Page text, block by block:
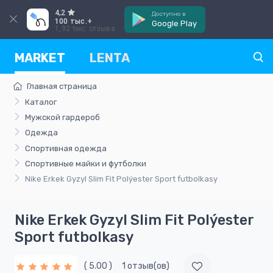
4,2
100 тыс.+
1,92 тыс. отзыва
Доступно в
Google Play
MARKET LENTA
Главная страница
Каталог
Мужской гардероб
Одежда
Спортивная одежда
Спортивные майки и футболки
Nike Erkek Gyzyl Slim Fit Polýester Sport futbolkasy
Nike Erkek Gyzyl Slim Fit Polýester
Sport futbolkasy
( 5.00 ) 1 отзыв(ов)